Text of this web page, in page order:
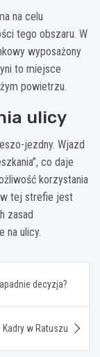
na celu
tego obszaru. W
wyposażony
to miejsce
powietrzu.
ulicy
jezdny. Wjazd
co daje
korzystania
tej strefie jest
zasad
na ulicy.
decyzja?
w Ratuszu